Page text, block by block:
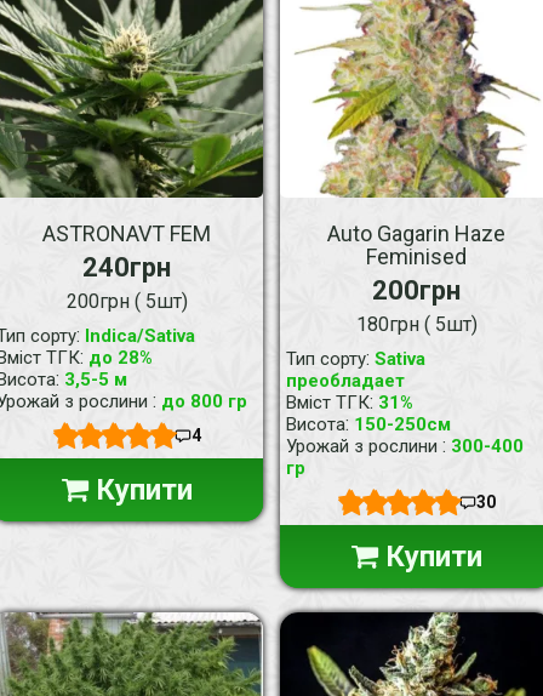
ASTRONAVT FEM
240грн
200грн ( 5шт)
сорту: Indica/Sativa
ТГК: до 28%
: 3,5-5 м
з рослини : до 800 гр
4
Купити
Auto Gagarin Haze
Feminised
200грн
180грн ( 5шт)
Тип сорту: Sativa
преобладает
Вміст ТГК: 31%
Висота: 150-250см
Урожай з рослини : 300-400
гр
30
Купити